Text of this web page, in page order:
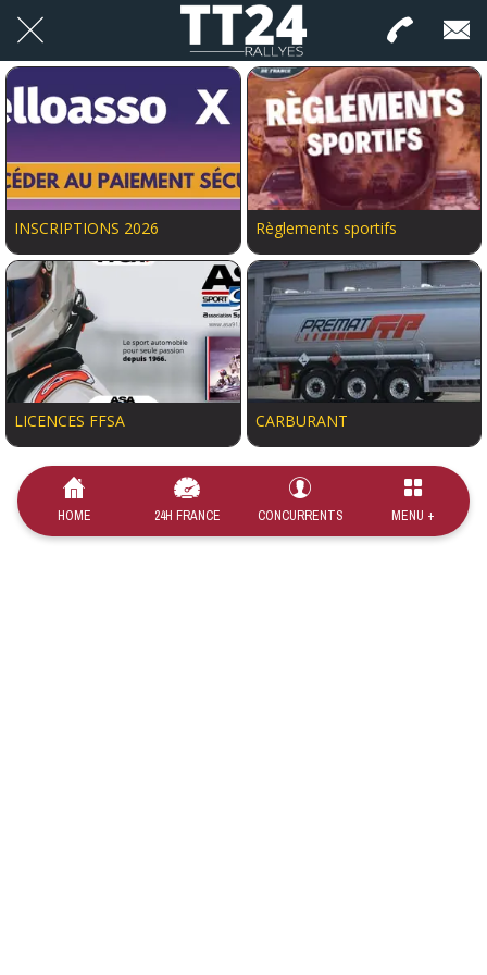
INSCRIPTIONS 2026 Règlements sportifs
LICENCES FFSA CARBURANT
HOME 24H FRANCE CONCURRENTS MENU +